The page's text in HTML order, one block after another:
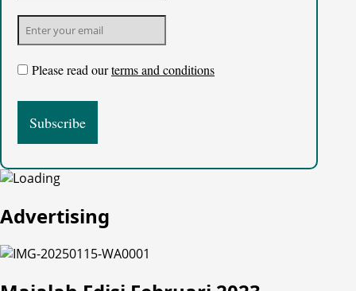
Please read ourterms and conditions
Advertising